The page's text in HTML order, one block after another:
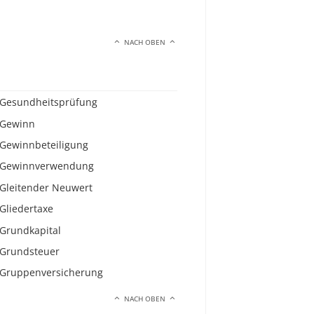
NACH OBEN
Gesundheitsprüfung
Gewinn
Gewinnbeteiligung
Gewinnverwendung
Gleitender Neuwert
Gliedertaxe
Grundkapital
Grundsteuer
Gruppenversicherung
NACH OBEN